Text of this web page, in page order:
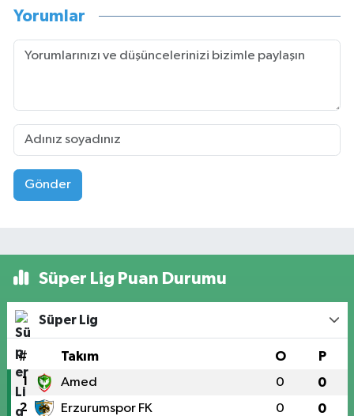
Yorumlar
Gönder
Süper Lig Puan Durumu
Süper Lig
# Takım O P
1 Amed 0 0
2 Erzurumspor FK 0 0